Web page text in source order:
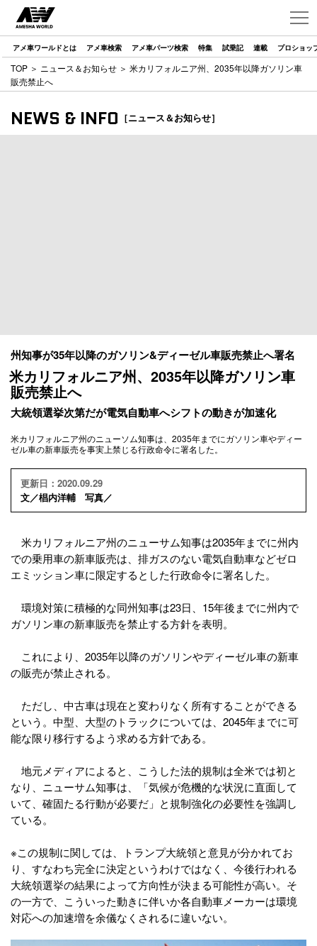
アメ車ワールドとは アメ車検索 アメ車パーツ検索 特集 試乗記 連載 プロショッ
TOP ＞ ニュース＆お知らせ ＞ 米カリフォルニア州、2035年以降ガソリン車
販売禁止へ
NEWS & INFO ［ニュース＆お知らせ］
州知事が35年以降のガソリン&ディーゼル車販売禁止へ署名
米カリフォルニア州、2035年以降ガソリン車
販売禁止へ
大統領選挙次第だが電気自動車へシフトの動きが加速化
米カリフォルニア州のニューソム知事は、2035年までにガソリン車やディー
ゼル車の新車販売を事実上禁じる行政命令に署名した。
更新日：2020.09.29
文／椙内洋輔 写真／
米カリフォルニア州のニューサム知事は2035年までに州内
での乗用車の新車販売は、排ガスのない電気自動車などゼロ
エミッション車に限定するとした行政命令に署名した。
環境対策に積極的な同州知事は23日、15年後までに州内で
ガソリン車の新車販売を禁止する方針を表明。
これにより、2035年以降のガソリンやディーゼル車の新車
の販売が禁止される。
ただし、中古車は現在と変わりなく所有することができる
という。中型、大型のトラックについては、2045年までに可
能な限り移行するよう求める方針である。
地元メディアによると、こうした法的規制は全米では初と
なり、ニューサム知事は、「気候が危機的な状況に直面して
いて、確固たる行動が必要だ」と規制強化の必要性を強調し
ている。
※この規制に関しては、トランプ大統領と意見が分かれてお
り、すなわち完全に決定というわけではなく、今後行われる
大統領選挙の結果によって方向性が決まる可能性が高い。そ
の一方で、こういった動きに伴いか各自動車メーカーは環境
対応への加速増を余儀なくされるに違いない。